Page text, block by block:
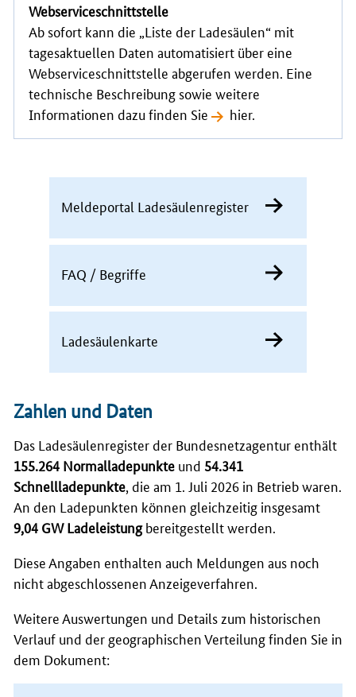
Webserviceschnittstelle
Ab sofort kann die „Liste der Ladesäulen“ mit
tagesaktuellen Daten automatisiert über eine
Webserviceschnittstelle abgerufen werden. Eine
technische Beschreibung sowie weitere
Informationen dazu finden Sie
hier.
Meldeportal Ladesäulenregister
FAQ / Begriffe
Ladesäulenkarte
Zahlen und Daten
Das Ladesäulenregister der Bundesnetzagentur enthält
155.264 Normalladepunkte und 54.341
Schnellladepunkte , die am 1. Juli 2026 in Betrieb waren.
An den Ladepunkten können gleichzeitig insgesamt
9,04 GW Ladeleistungbereitgestellt werden.
Diese Angaben enthalten auch Meldungen aus noch
nicht abgeschlossenen Anzeigeverfahren.
Weitere Auswertungen und Details zum historischen
Verlauf und der geographischen Verteilung finden Sie in
dem Dokument: